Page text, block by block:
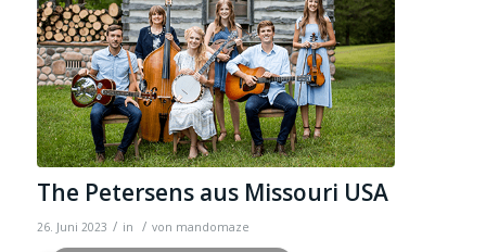
The Petersens aus Missouri USA
26. Juni 2023 / in / von mandomaze